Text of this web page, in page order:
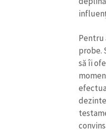
Pentru
probe.
să îi